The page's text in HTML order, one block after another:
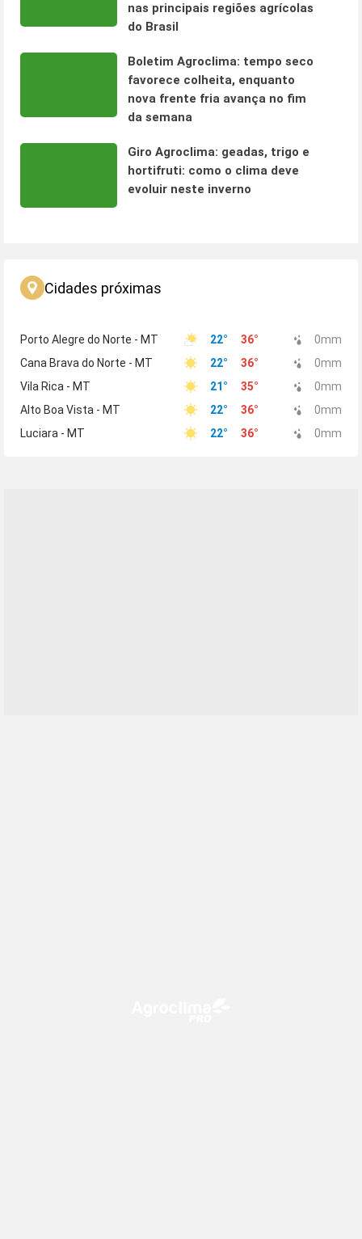
nas principais regiões agrícolas
do Brasil
Boletim Agroclima: tempo seco
favorece colheita, enquanto
nova frente fria avança no fim
da semana
Giro Agroclima: geadas, trigo e
hortifruti: como o clima deve
evoluir neste inverno
Cidades próximas
Porto Alegre do Norte - MT 22° 36° 0mm
Cana Brava do Norte - MT
22° 36° 0mm
Vila Rica - MT
21° 35° 0mm
Alto Boa Vista - MT
22° 36° 0mm
Luciara - MT
22° 36° 0mm